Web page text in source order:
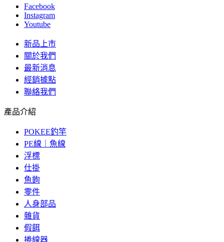
Facebook
Instagram
Youtube
新品上市
關於我們
最新消息
經銷據點
聯絡我們
產品介紹
POKEE釣竿
PE線｜魚線
浮標
仕掛
魚鉤
零件
人身部品
雜貨
假餌
捲線器